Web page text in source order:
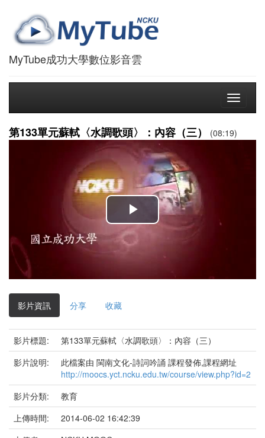
MyTube成功大學數位影音雲
Toggle
第133單元蘇軾〈水調歌頭〉：內容（三） (08:19)
播
放
影
影片資訊 分享 收藏
影片標題:
第133單元蘇軾〈水調歌頭〉：內容（三）
影片說明:
此檔案由 閩南文化-詩詞吟誦 課程發佈,課程網址
http://moocs.yct.ncku.edu.tw/course/view.php?id=2
影片分類:
教育
上傳時間:
2014-06-02 16:42:39